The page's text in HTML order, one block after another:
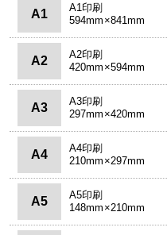
A1
A1印刷
594mm×841mm
A2
A2印刷
420mm×594mm
A3
A3印刷
297mm×420mm
A4
A4印刷
210mm×297mm
A5
A5印刷
148mm×210mm